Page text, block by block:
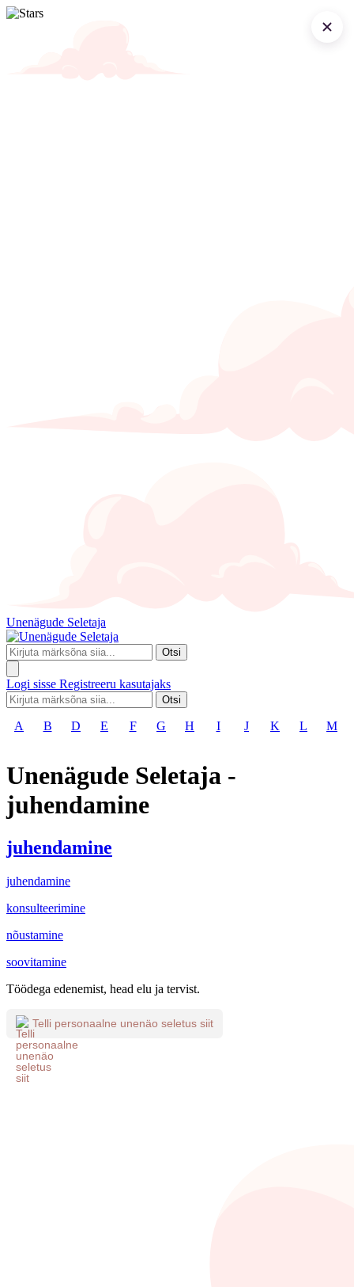
Unenägude Seletaja
Otsi
Logi sisse Registreeru kasutajaks
Otsi
A B D E F G H I J K L M
Unenägude Seletaja -
juhendamine
juhendamine
juhendamine
konsulteerimine
nõustamine
soovitamine
Töödega edenemist, head elu ja tervist.
Telli personaalne unenäo seletus siit